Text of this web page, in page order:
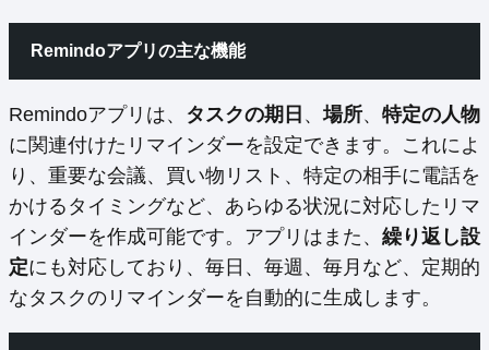
Remindoアプリの主な機能
Remindoアプリは、 タスクの期日 、場所、 特定の人物
に関連付けたリマインダーを設定できます。これによ
り、重要な会議、買い物リスト、特定の相手に電話を
かけるタイミングなど、あらゆる状況に対応したリマ
インダーを作成可能です。アプリはまた、 繰り返し設
定にも対応しており、毎日、毎週、毎月など、定期的
なタスクのリマインダーを自動的に生成します。